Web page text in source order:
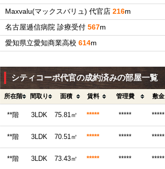
Maxvalu(マックスバリュ) 代官店 216m
名古屋逓信病院 診療受付 567m
愛知県立愛知商業高校 614m
シティコーポ代官の成約済みの部屋一覧
所在階 間取り 面積 賃料 管理費 敷金
**階 3LDK 75.81㎡ ***** ***** *****
**階 3LDK 70.51㎡ ***** ***** *****
**階 3LDK 73.43㎡ ***** ***** *****